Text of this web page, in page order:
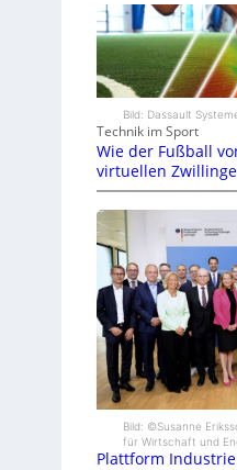
Bild: Dassault
Technik im Sport
Wie der Fußball
virtuellen
Bild: ©Susanne
für Wirtschaft und
Plattform